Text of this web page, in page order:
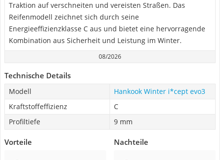
Traktion auf verschneiten und vereisten Straßen. Das
Reifenmodell zeichnet sich durch seine
Energieeffizienzklasse C aus und bietet eine hervorragende
Kombination aus Sicherheit und Leistung im Winter.
08/2026
Technische Details
Modell
Hankook Winter i*cept evo3
Kraftstoffeffizienz
C
Profiltiefe
9 mm
Vorteile Nachteile